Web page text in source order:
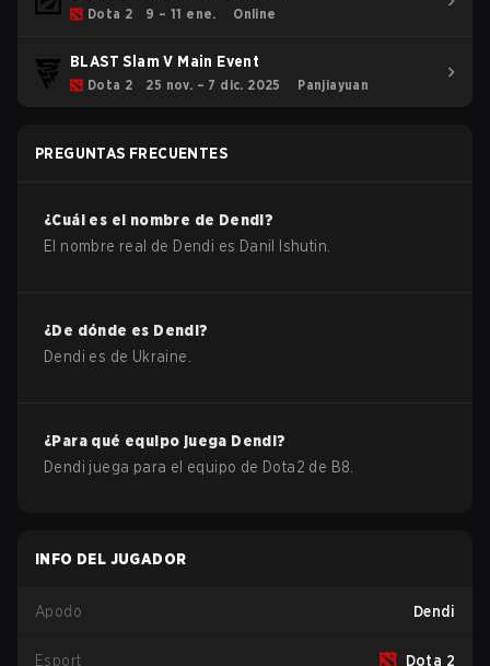
Dota 2 9 – 11 ene. Online
BLAST Slam V Main Event
Dota 2 25 nov. – 7 dic. 2025 Panjiayuan
PREGUNTAS FRECUENTES
¿Cuál es el nombre de Dendi?
El nombre real de Dendi es Danil Ishutin
¿De dónde es Dendi?
Dendi es de Ukraine
¿Para qué equipo juega Dendi?
Dendi juega para el equipo de Dota2 de B8
INFO DEL JUGADOR
Apodo Dendi
Esport Dota 2